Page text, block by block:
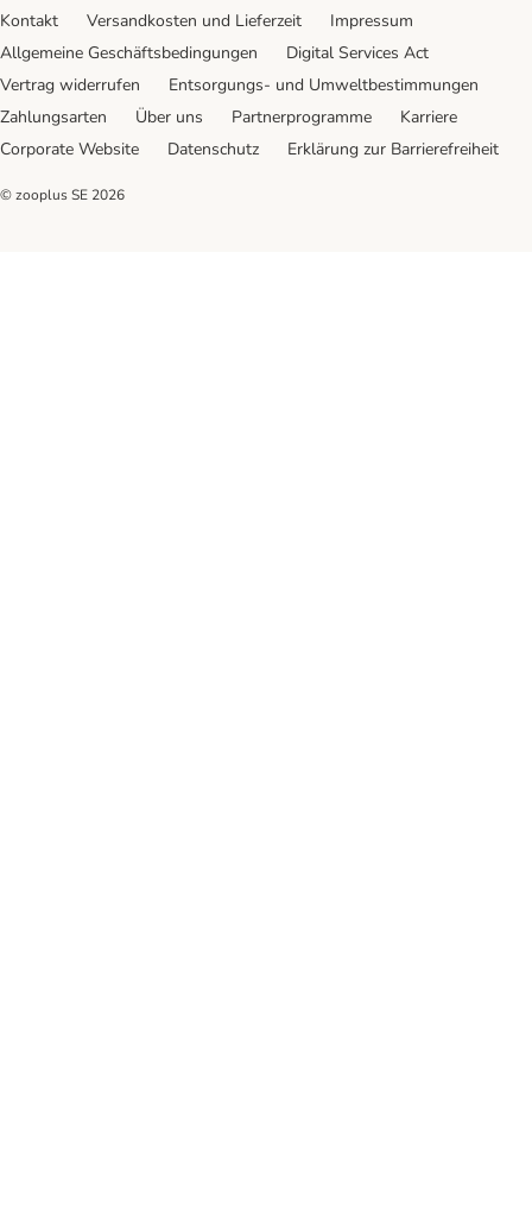
Kontakt Versandkosten und Lieferzeit
Impressum
Allgemeine Geschäftsbedingungen
Digital Services Act
Vertrag widerrufen
Entsorgungs- und Umweltbestimmungen
Zahlungsarten
Über uns Partnerprogramme
Karriere
Corporate Website
Datenschutz Erklärung zur Barrierefreiheit
© zooplus SE 2026